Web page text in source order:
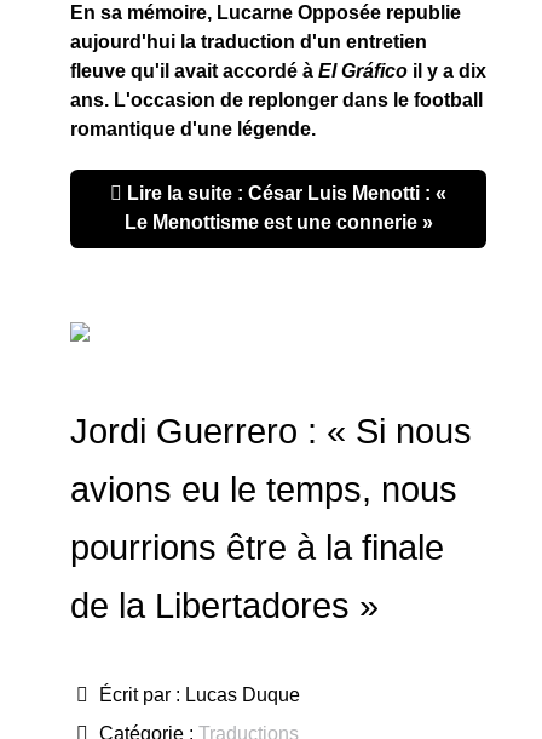
En sa mémoire, Lucarne Opposée republie
aujourd'hui la traduction d'un entretien
fleuve qu'il avait accordé à El Gráfico il y a dix
ans. L'occasion de replonger dans le football
romantique d'une légende.
Lire la suite : César Luis Menotti : «
Le Menottisme est une connerie »
Jordi Guerrero : « Si nous
avions eu le temps, nous
pourrions être à la finale
de la Libertadores »
Écrit par : Lucas Duque
Catégorie : Traductions